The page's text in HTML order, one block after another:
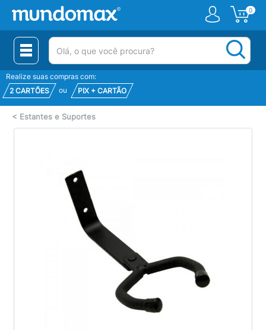
0
(pesquisar)
Realize suas compras com:
2 CARTÕES
ou PIX + CARTÃO
< Estantes e Suportes